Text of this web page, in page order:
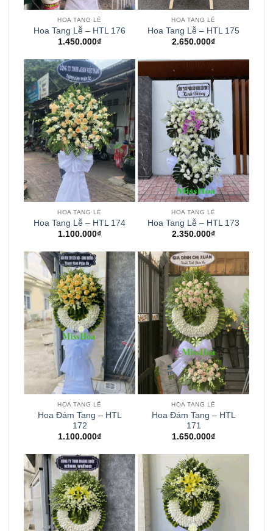
HOA TANG LỄ
Hoa Tang Lễ – HTL 176
1.450.000₫
HOA TANG LỄ
Hoa Tang Lễ – HTL 175
2.650.000₫
HOA TANG LỄ
Hoa Tang Lễ – HTL 174
1.100.000₫
HOA TANG LỄ
Hoa Tang Lễ – HTL 173
2.350.000₫
HOA TANG LỄ
Hoa Đám Tang – HTL
172
1.100.000₫
HOA TANG LỄ
Hoa Đám Tang – HTL
171
1.650.000₫